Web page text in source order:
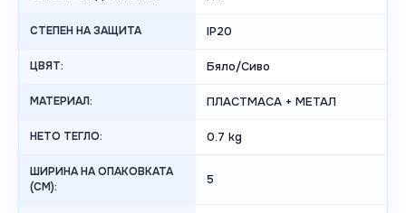
СТЕПЕН НА ЗАЩИТА IP20
ЦВЯТ: Бяло/Сиво
МАТЕРИАЛ: ПЛАСТМАСА + МЕТАЛ
НЕТО ТЕГЛО: 0.7 kg
ШИРИНА НА ОПАКОВКАТА
(CM):
5